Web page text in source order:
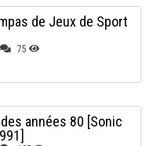
de Jeux de Sport
75
années 80 [Sonic